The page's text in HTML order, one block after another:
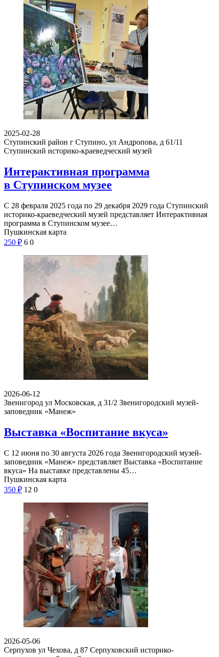
2025-02-28
Ступинский район г Ступино, ул Андропова, д 61/11
Ступинский историко-краеведческий музей
Интерактивная программа
в Ступинском музее
С 28 февраля 2025 года по 29 декабря 2029 года Ступинский
историко-краеведческий музей представляет Интерактивная
программа в Ступинском музее…
Пушкинская карта
250 ₽ 6 0
2026-06-12
Звенигород ул Московская, д 31/2 Звенигородский музей-
заповедник «Манеж»
Выставка «Воспитание вкуса»
С 12 июня по 30 августа 2026 года Звенигородский музей-
заповедник «Манеж» представляет Выставка «Воспитание
вкуса» На выставке представлены 45…
Пушкинская карта
350 ₽ 12 0
2026-05-06
Серпухов ул Чехова, д 87 Серпуховский историко-